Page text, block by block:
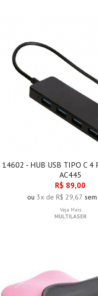
14602 - HUB USB TIPO C 4
AC445
R$ 89,00
ou 3x de R$ 29,67
Veja Mais
MULTILASER